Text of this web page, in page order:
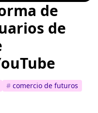
de
de
# comercio de futuros